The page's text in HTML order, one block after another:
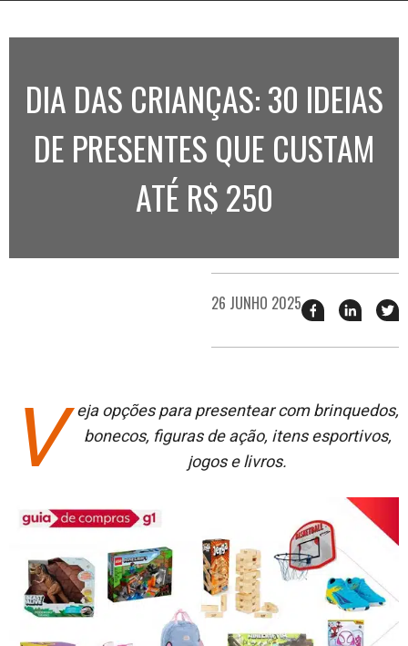
DIA DAS CRIANÇAS: 30 IDEIAS
DE PRESENTES QUE CUSTAM
ATÉ R$ 250
26 JUNHO 2025 Compartilhar
esse
no
esse
no
V
eja opções para presentear com brinquedos,
bonecos, figuras de ação, itens esportivos,
jogos e livros.